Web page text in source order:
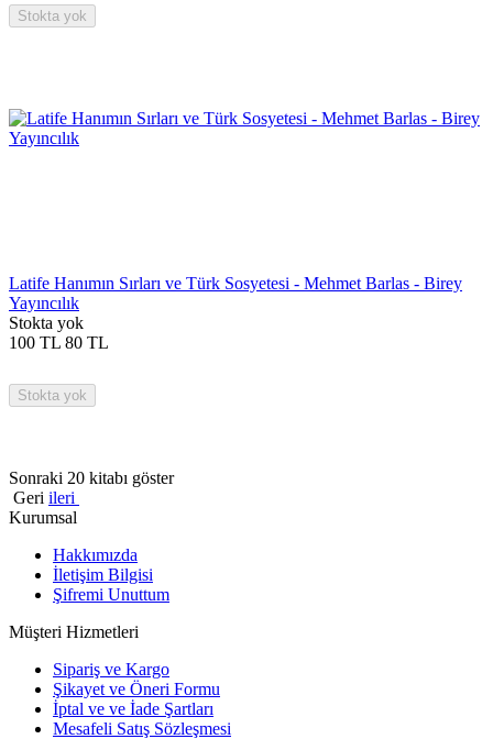
Stokta yok
Latife Hanımın Sırları ve Türk Sosyetesi - Mehmet Barlas - Birey
Yayıncılık
Stokta yok
100 TL 80 TL
Stokta yok
Sonraki 20 kitabı göster
Geri ileri
Kurumsal
Hakkımızda
İletişim Bilgisi
Şifremi Unuttum
Müşteri Hizmetleri
Sipariş ve Kargo
Şikayet ve Öneri Formu
İptal ve ve İade Şartları
Mesafeli Satış Sözleşmesi